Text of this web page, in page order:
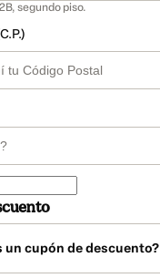
segundo piso.
un cupón de descuento?